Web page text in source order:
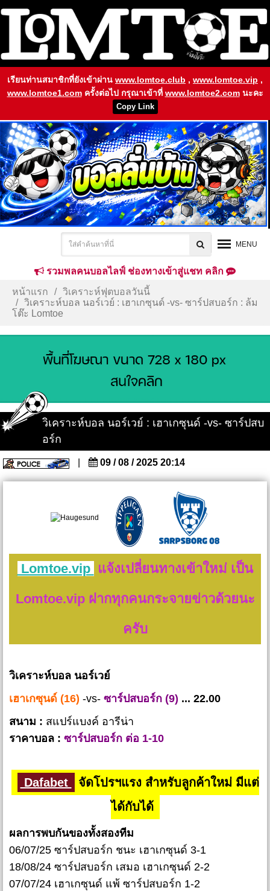
เรียนท่านสมาชิกที่ยังเข้าผ่าน www.lomtoe.club , www.lomtoe.vip ,
www.lomtoe1.com ครั้งต่อไป กรุณาเข้าที่ www.lomtoe2.comนะคะ
Copy Link
MENU
รวมพลคนบอลไลฟ์ ช่องทางเข้าสู่แชท คลิก
หน้าแรก
วิเคราะห์ฟุตบอลวันนี้
วิเคราะห์บอล นอร์เวย์ : เฮาเกซุนด์ -vs- ซาร์ปสบอร์ก : ล้ม
โต๊ะ Lomtoe
วิเคราะห์บอล นอร์เวย์ : เฮาเกซุนด์ -vs- ซาร์ปสบ
อร์ก
09 / 08 / 2025 20:14
Lomtoe.vip แจ้งเปลี่ยนทางเข้าใหม่ เป็น
Lomtoe.vip ฝากทุกคนกระจายข่าวด้วยนะ
ครับ
วิเคราะห์บอล นอร์เวย์
เฮาเกซุนด์ (16) -vs- ซาร์ปสบอร์ก (9) ... 22.00
สนาม : สแปร์แบงค์ อารีน่า
ราคาบอล : ซาร์ปสบอร์ก ต่อ 1-10
Dafabet
จัดโปรฯแรง สำหรับลูกค้าใหม่ มีแต่
ได้กับได้
ผลการพบกันของทั้งสองทีม
06/07/25 ซาร์ปสบอร์ก ชนะ เฮาเกซุนด์ 3-1
18/08/24 ซาร์ปสบอร์ก เสมอ เฮาเกซุนด์ 2-2
07/07/24 เฮาเกซุนด์ แพ้ ซาร์ปสบอร์ก 1-2